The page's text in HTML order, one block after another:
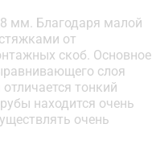
8 мм. Благодаря малой
от
скоб. Основное
слоя
тонкий
находится очень
очень